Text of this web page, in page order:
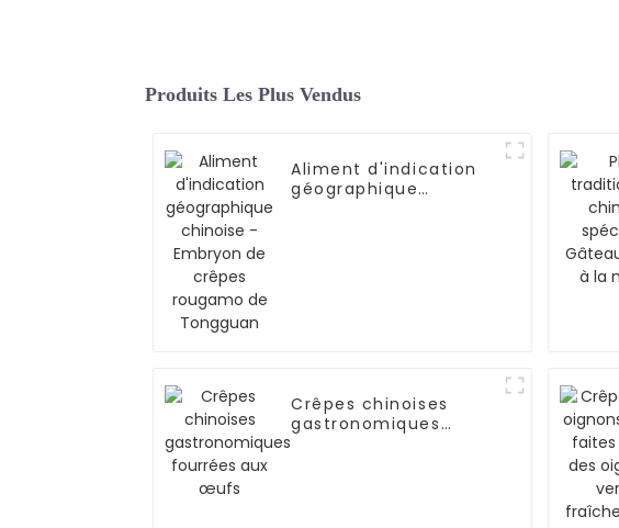
Produits Les Plus Vendus
Aliment d'indication
géographique
Crêpes chinoises
gastronomiques